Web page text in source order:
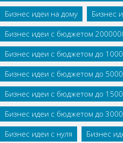
Бизнес идеи на дому
Бизнес
Бизнес идеи с бюджетом
Бизнес идеи с бюджетом до
Бизнес идеи с бюджетом до
Бизнес идеи с бюджетом до
Бизнес идеи с бюджетом до
Бизнес идеи с нуля
Бизнес